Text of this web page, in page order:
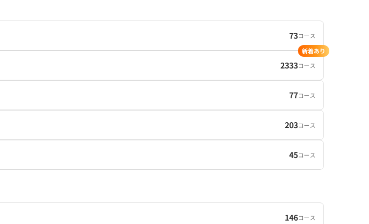
73コース
2333コース
新着あり
77コース
203コース
45コース
146コース